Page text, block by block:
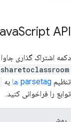
Script API
دکمه اشتراک گذاری
تنظیم parsetag ها به
توابع را فراخوانی کنید.
روش